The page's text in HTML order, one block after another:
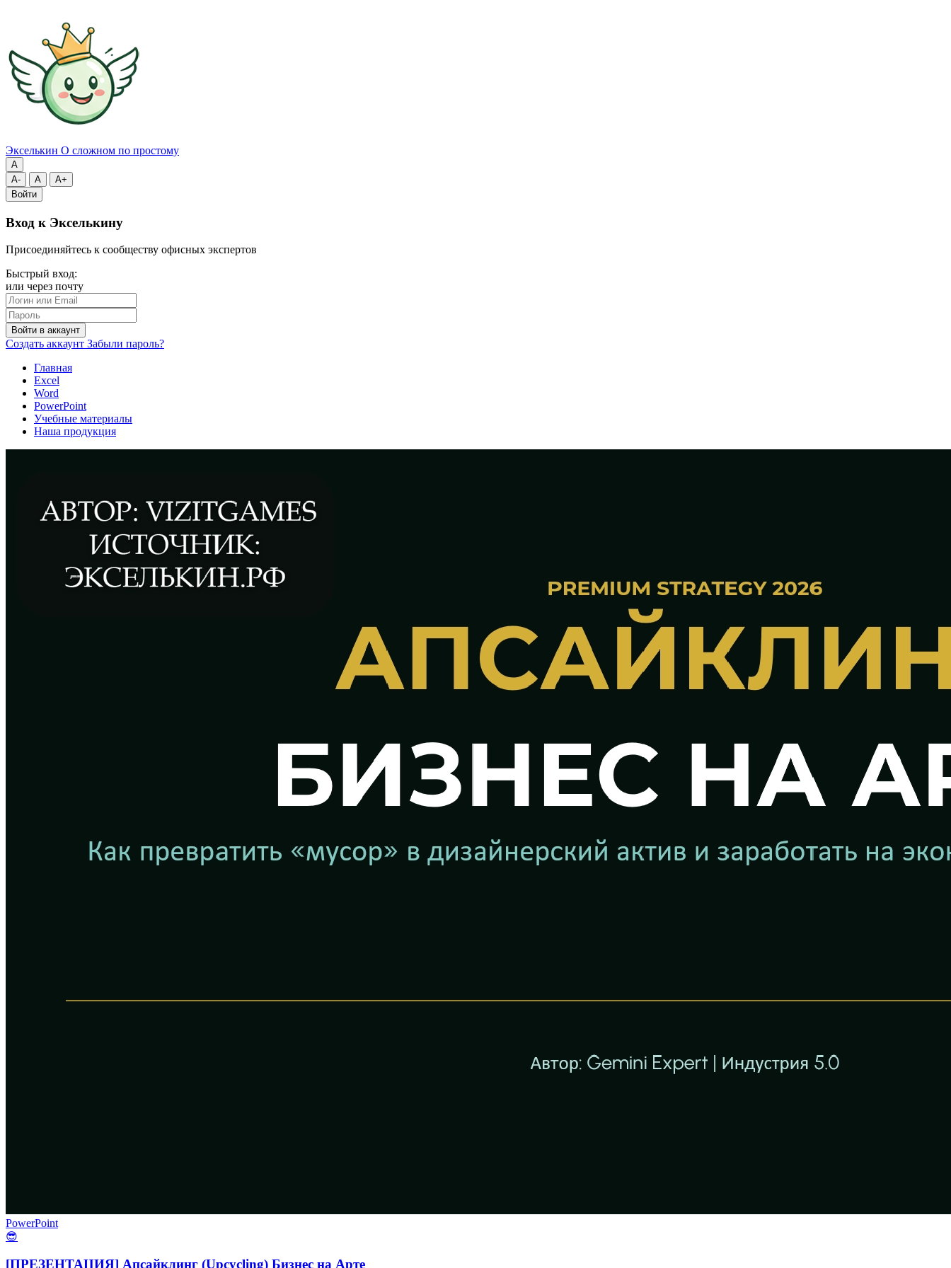
Экселькин О сложном по простому
A
A-
A
A+
Войти
Вход к Экселькину
Присоединяйтесь к сообществу офисных экспертов
Быстрый вход:
или через почту
Войти в аккаунт
Создать аккаунт Забыли пароль?
Главная
Excel
Word
PowerPoint
Учебные материалы
Наша продукция
PowerPoint
😎
[ПРЕЗЕНТАЦИЯ] Апсайклинг (Upcycling) Бизнес на Арте